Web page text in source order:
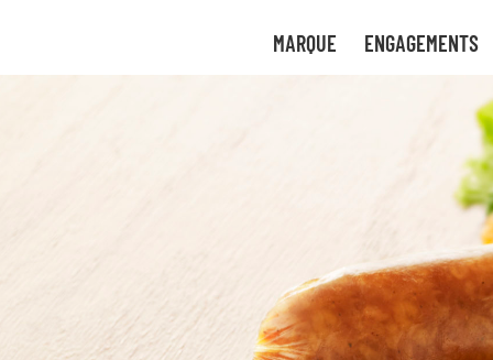
MARQUE ENGAGEMENTS
de